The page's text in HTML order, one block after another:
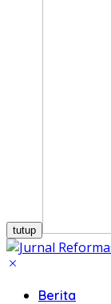
tutup
Berita